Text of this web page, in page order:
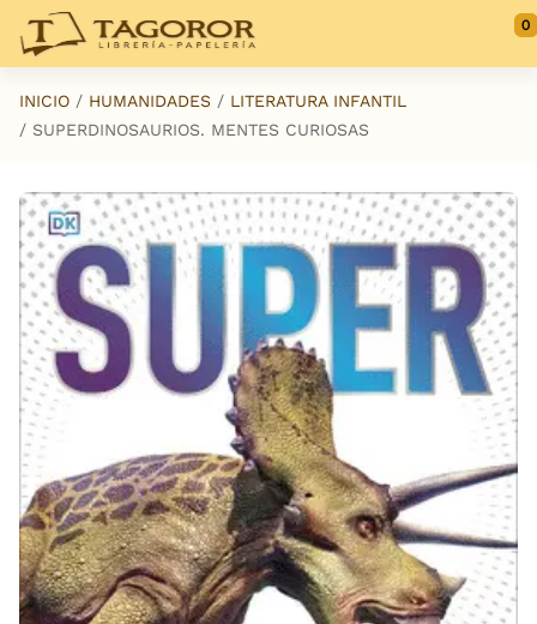
Saltar al contenido principal
0
INICIO HUMANIDADES
LITERATURA INFANTIL
SUPERDINOSAURIOS. MENTES CURIOSAS